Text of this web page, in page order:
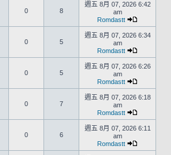
0 8
週五 8月 07, 2026 6:42
am
Romdastt
0 5
週五 8月 07, 2026 6:34
am
Romdastt
0 5
週五 8月 07, 2026 6:26
am
Romdastt
0 7
週五 8月 07, 2026 6:18
am
Romdastt
0 6
週五 8月 07, 2026 6:11
am
Romdastt